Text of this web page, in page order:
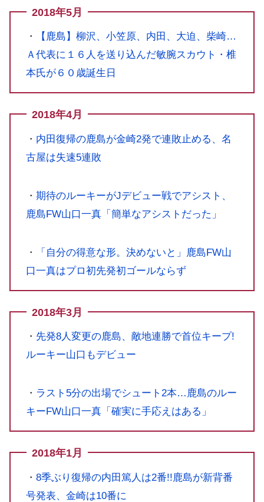
2018年5月
・
【鹿島】柳沢、小笠原、内田、大迫、柴崎…
Ａ代表に１６人を送り込んだ敏腕スカウト・椎
本氏が６０歳誕生日
2018年4月
・ 内田復帰の鹿島が金崎2発で連敗止める、名
古屋は失速5連敗
・ 期待のルーキーがJデビュー戦でアシスト、
鹿島FW山口一真「簡単なアシストだった」
・
「自分の得意な形。決めないと」鹿島FW山
口一真はプロ初先発初ゴールならず
2018年3月
・ 先発8人変更の鹿島、敵地連勝で首位キープ!
ルーキー山口もデビュー
・ ラスト5分の出場でシュート2本…鹿島のルー
キーFW山口一真「確実に手応えはある」
2018年1月
・ 8季ぶり復帰の内田篤人は2番!!鹿島が新背番
号発表、金崎は10番に